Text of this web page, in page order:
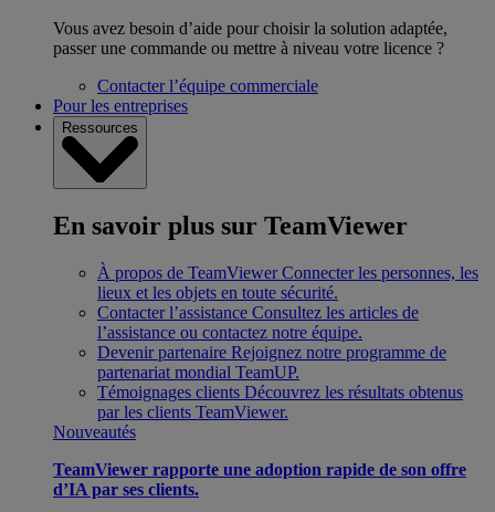
Vous avez besoin d’aide pour choisir la solution adaptée,
passer une commande ou mettre à niveau votre licence ?
Contacter l’équipe commerciale
Pour les entreprises
Ressources
En savoir plus sur TeamViewer
À propos de TeamViewer Connecter les personnes, les
lieux et les objets en toute sécurité.
Contacter l’assistance Consultez les articles de
l’assistance ou contactez notre équipe.
Devenir partenaire Rejoignez notre programme de
partenariat mondial TeamUP.
Témoignages clients Découvrez les résultats obtenus
par les clients TeamViewer.
Nouveautés
TeamViewer rapporte une adoption rapide de son offre
d’IA par ses clients.